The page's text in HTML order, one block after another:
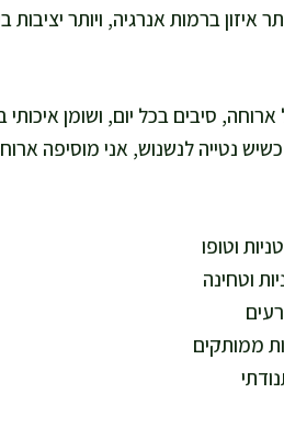
ברמות אנרגיה, ויותר
סיבים בכל יום, ושומן איכותי
נטייה לנשנוש, אני מוסיפה
וטופו
וטחינה
ממותקים